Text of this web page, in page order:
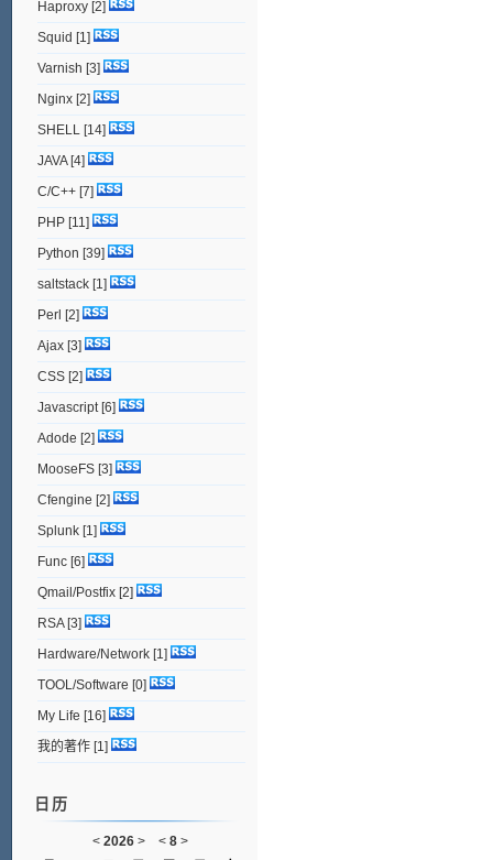
Haproxy[2]
Squid [1]
Varnish [3]
Nginx[2]
SHELL [14]
JAVA[4]
C/C++[7]
PHP[11]
Python [39]
saltstack[1]
Perl [2]
Ajax[3]
CSS[2]
Javascript[6]
Adode [2]
MooseFS[3]
Cfengine [2]
Splunk[1]
Func[6]
Qmail/Postfix[2]
RSA[3]
Hardware/Network[1]
TOOL/Software [0]
My Life [16]
我的著作[1]
日历
< 2026 > < 8 >